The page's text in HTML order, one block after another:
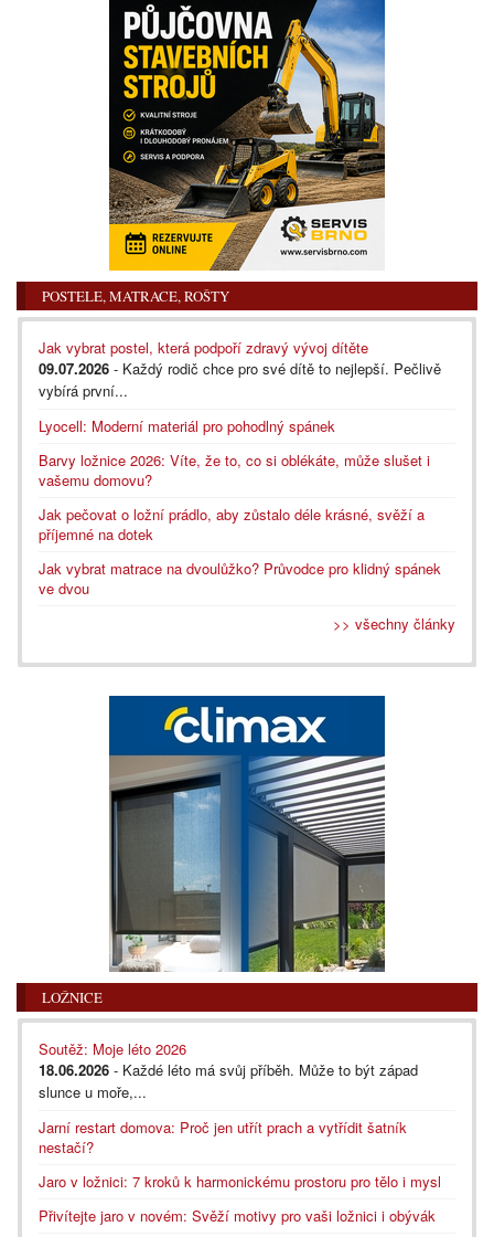
POSTELE, MATRACE, ROŠTY
Jak vybrat postel, která podpoří zdravý vývoj dítěte
09.07.2026 - Každý rodič chce pro své dítě to nejlepší. Pečlivě
vybírá první...
Lyocell: Moderní materiál pro pohodlný spánek
Barvy ložnice 2026: Víte, že to, co si oblékáte, může slušet i
vašemu domovu?
Jak pečovat o ložní prádlo, aby zůstalo déle krásné, svěží a
příjemné na dotek
Jak vybrat matrace na dvoulůžko? Průvodce pro klidný spánek
ve dvou
>> všechny články
LOŽNICE
Soutěž: Moje léto 2026
18.06.2026 - Každé léto má svůj příběh. Může to být západ
slunce u moře,...
Jarní restart domova: Proč jen utřít prach a vytřídit šatník
nestačí?
Jaro v ložnici: 7 kroků k harmonickému prostoru pro tělo i mysl
Přivítejte jaro v novém: Svěží motivy pro vaši ložnici i obývák